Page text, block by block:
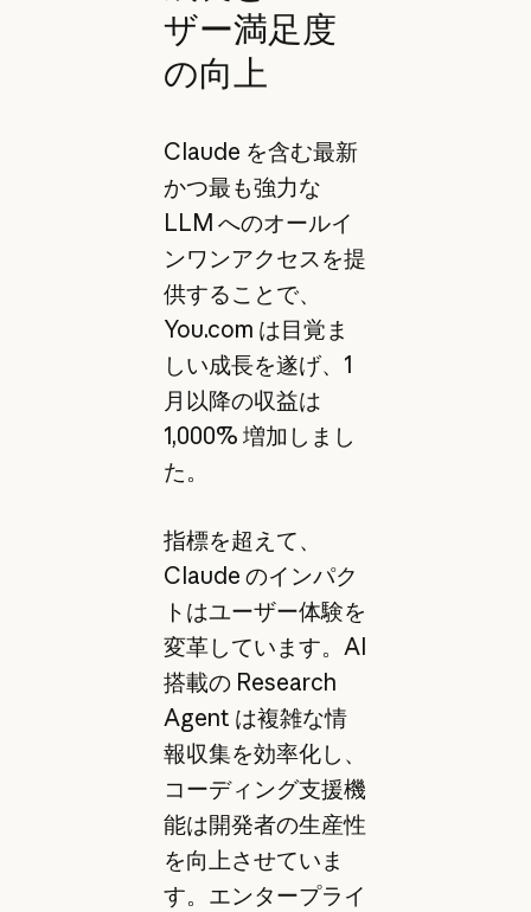
ザー満足度
の向上
Claude を含む最新
かつ最も強力な
LLM へのオールイ
ンワンアクセスを提
供することで、
You.com は目覚ま
しい成長を遂げ、1
月以降の収益は
1,000% 増加しまし
た。
指標を超えて、
Claude のインパク
トはユーザー体験を
変革しています。AI
搭載の Research
Agent は複雑な情
報収集を効率化し、
コーディング支援機
能は開発者の生産性
を向上させていま
す。エンタープライ